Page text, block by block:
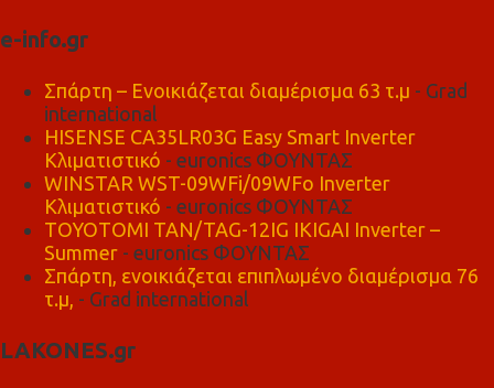
e-info.gr
Σπάρτη – Ενοικιάζεται διαμέρισμα 63 τ.μ - Grad
international
HISENSE CA35LR03G Easy Smart Inverter
Κλιματιστικό - euronics ΦΟΥΝΤΑΣ
WINSTAR WST-09WFi/09WFo Inverter
Κλιματιστικό - euronics ΦΟΥΝΤΑΣ
TOYOTOMI TAN/TAG-12IG IKIGAI Inverter –
Summer - euronics ΦΟΥΝΤΑΣ
Σπάρτη, ενοικιάζεται επιπλωμένο διαμέρισμα 76
τ.μ, - Grad international
LAKONES.gr